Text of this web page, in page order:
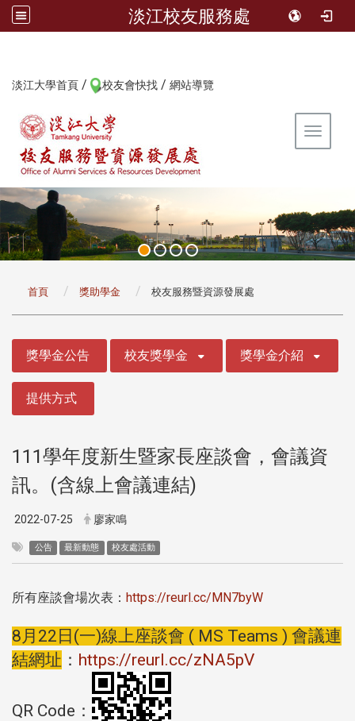
淡江校友服務處
淡江大學首頁 / 校友會快找 / 網站導覽
Toggle
首頁 獎助學金 校友服務暨資源發展處
獎學金公告 校友獎學金 獎學金介紹
提供方式
111學年度新生暨家長座談會，會議資
訊。(含線上會議連結)
2022-07-25 廖家鳴
公告 最新動態 校友處活動
所有座談會場次表： https://reurl.cc/MN7byW
8月22日(一)線上座談會 ( MS Teams ) 會議連
結網址 ： https://reurl.cc/zNA5pV
QR Code：